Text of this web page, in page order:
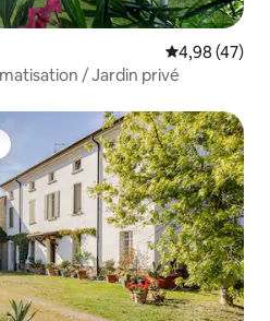
Évaluation
4,98 (47)
/ Jardin privé